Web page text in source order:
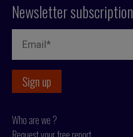
Newsletter subscription
Who are we ?